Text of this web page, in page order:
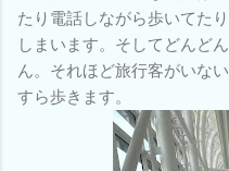
たり電話しながら歩いてた
しまいます。そしてどんど
ん。それほど旅行客がいな
すら歩きます。